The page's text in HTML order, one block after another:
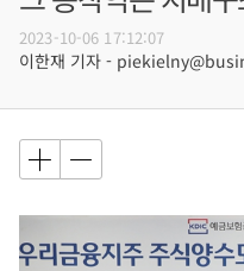
2023-10-06 17:12:07
이한재 기자 -